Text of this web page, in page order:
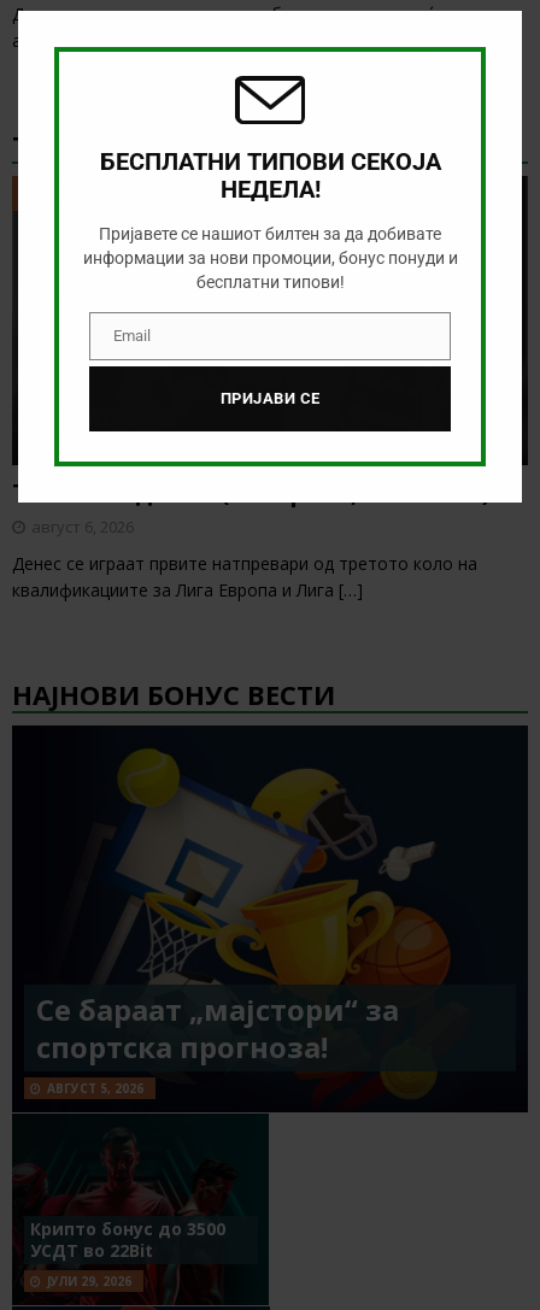
Денес има солидна понуда за обложување, а ние ќе го
анализираме дуелот од Конференциската лига
ТИКЕТ НА ДЕНОТ
Тикет на денот (четврток, 06.08.2026)
август 6, 2026
Денес се играат првите натпревари од третото коло на
квалификациите за Лига Европа и Лига […]
НАЈНОВИ БОНУС ВЕСТИ
Се бараат „мајстори“ за
спортска прогноза!
АВГУСТ 5, 2026
Крипто бонус до 3500
УСДТ во 22Bit
ЈУЛИ 29, 2026
БЕСПЛАТНИ ТИПОВИ СЕКОЈА
НЕДЕЛА!
Пријавете се нашиот билтен за да добивате
информации за нови промоции, бонус понуди и
бесплатни типови!
EmailEmail
ПРИЈАВИ СЕ